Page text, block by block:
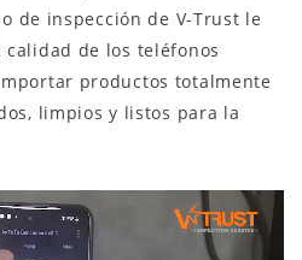
de inspección de V-Trust le
de los teléfonos
productos totalmente
limpios y listos para la